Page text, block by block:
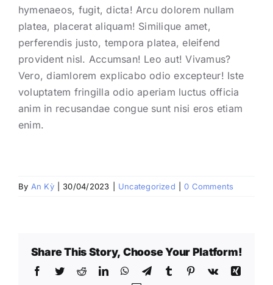
hymenaeos, fugit, dicta! Arcu dolorem nullam
platea, placerat aliquam! Similique amet,
perferendis justo, tempora platea, eleifend
provident nisl. Accumsan! Leo aut! Vivamus?
Vero, diamlorem explicabo odio excepteur! Iste
voluptatem fringilla odio aperiam luctus officia
anim in recusandae congue sunt nisi eros etiam
enim.
By An Kỳ 30/04/2023 Uncategorized 0 Comments
Share This Story, Choose Your Platform!
Facebook
TwitterRedditLinkedInWhatsApp
TelegramTumblr Pinterest
Vk
Xing